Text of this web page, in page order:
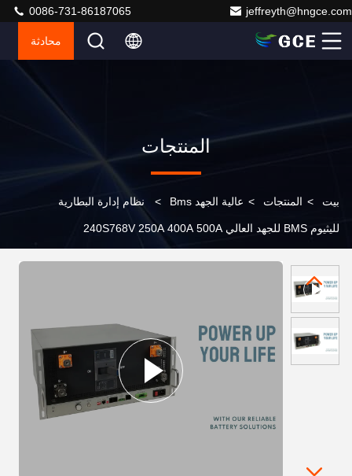
jeffreyth@hngce.com
0086-731-86187065
محادثة
المنتجات
بيت > المنتجات > عالية الجهد Bms > نظام إدارة البطارية
لليثيوم BMS للجهد العالي 240S768V 250A 400A 500A